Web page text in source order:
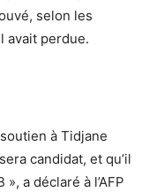
selon les
avait perdue.
à Tidjane
candidat, et qu’il
a déclaré à l’AFP